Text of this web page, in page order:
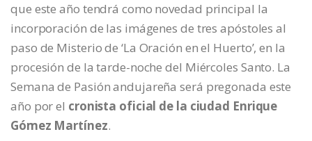
que este año tendrá como novedad principal la
incorporación de las imágenes de tres apóstoles al
paso de Misterio de ‘La Oración en el Huerto’, en la
procesión de la tarde-noche del Miércoles Santo. La
Semana de Pasión andujareña será pregonada este
año por el cronista oficial de la ciudad Enrique
Gómez Martínez.